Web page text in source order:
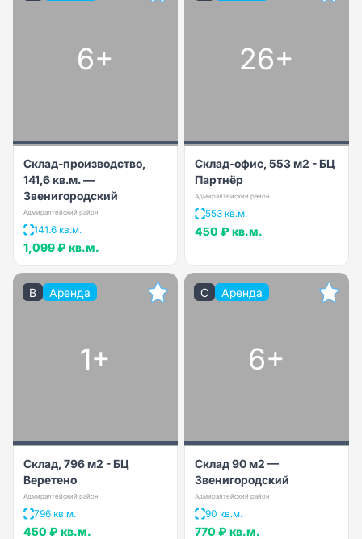
6+
Склад-производство,
141,6 кв.м. —
Звенигородский
Адмиралтейский район
141.6 кв.м.
1,099 ₽ кв.м.
26+
Склад-офис, 553 м2 - БЦ
Партнёр
Адмиралтейский район
553 кв.м.
450 ₽ кв.м.
B Аренда
1+
Склад, 796 м2 - БЦ
Веретено
Адмиралтейский район
796 кв.м.
450 ₽ кв.м.
C Аренда
6+
Склад 90 м2 —
Звенигородский
Адмиралтейский район
90 кв.м.
770 ₽ кв.м.